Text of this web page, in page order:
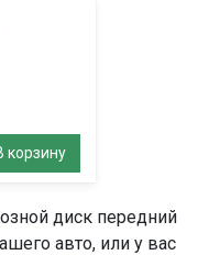
корзину
диск передний
авто, или у вас